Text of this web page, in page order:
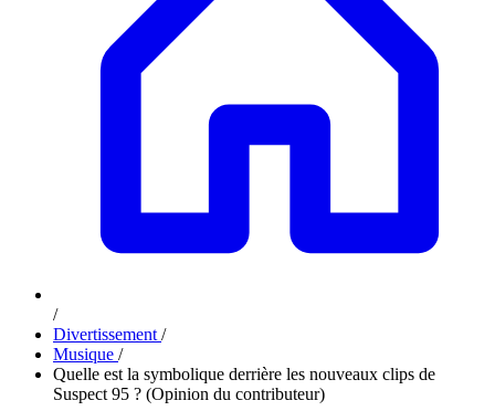
/
Divertissement /
Musique /
Quelle est la symbolique derrière les nouveaux clips de
Suspect 95 ? (Opinion du contributeur)